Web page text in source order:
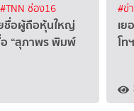
#TNN ช่อง16
ชื่อผู้ถือหุ้นใหญ่
“สุภาพร พิมพ์
#ข่
เย
โท